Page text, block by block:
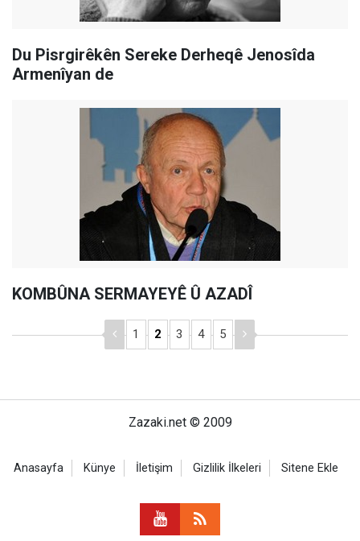
Du Pisrgirêkên Sereke Derheqê Jenosîda
Armenîyan de
KOMBÛNA SERMAYEYÊ Û AZADÎ
1 2 3 4 5
Zazaki.net © 2009
Anasayfa Künye İletişim Gizlilik İlkeleri Sitene Ekle